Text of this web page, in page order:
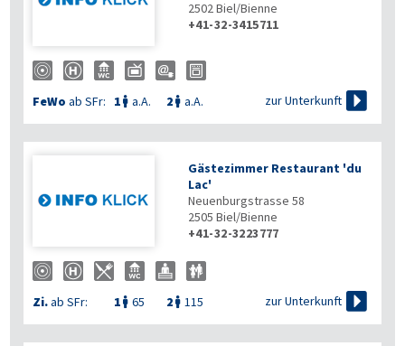
2502Biel/Bienne
+41-32-3415711
FeWo ab SFr: 1  a.A. 2  a.A. zur Unterkunft 
Gästezimmer Restaurant 'du
Lac'
Neuenburgstrasse 58
2505 Biel/Bienne
+41-32-3223777
Zi.ab SFr: 1  65 2  115 zur Unterkunft 